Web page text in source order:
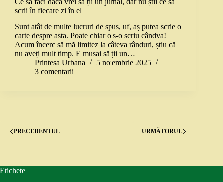
scrii în fiecare zi în el
Sunt atât de multe lucruri de spus, uf, aș putea scrie o
carte despre asta. Poate chiar o s-o scriu cândva!
Acum încerc să mă limitez la câteva rânduri, știu că
nu aveți mult timp. E musai să ții un…
Printesa Urbana
5 noiembrie 2025
3 comentarii
PRECEDENTUL URMĂTORUL
Etichete